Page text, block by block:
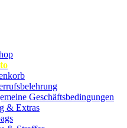
Geschäftsbedingungen
& Extras